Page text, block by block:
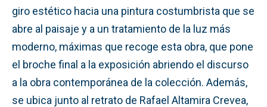
giro estético hacia una pintura costumbrista que se
abre al paisaje y a un tratamiento de la luz más
moderno, máximas que recoge esta obra, que pone
el broche final a la exposición abriendo el discurso
a la obra contemporánea de la colección. Además,
se ubica junto al retrato de Rafael Altamira Crevea,